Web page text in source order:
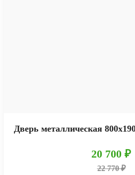
Дверь металлическая
20 700 ₽
22 770 ₽